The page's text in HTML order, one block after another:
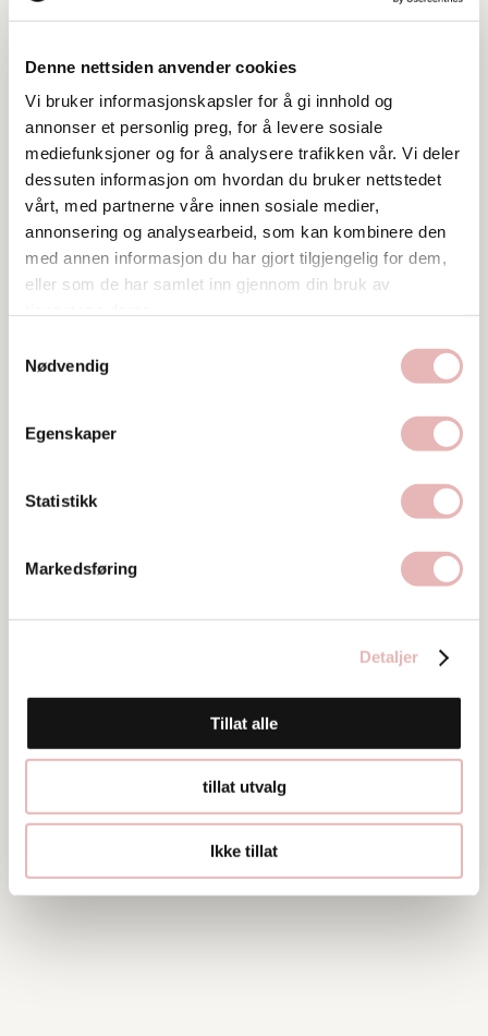
Denne nettsiden anvender cookies
Vi bruker informasjonskapsler for å gi innhold og
annonser et personlig preg, for å levere sosiale
mediefunksjoner og for å analysere trafikken vår. Vi deler
dessuten informasjon om hvordan du bruker nettstedet
vårt, med partnerne våre innen sosiale medier,
annonsering og analysearbeid, som kan kombinere den
med annen informasjon du har gjort tilgjengelig for dem,
eller som de har samlet inn gjennom din bruk av
Nødvendig
Egenskaper
Statistikk
Markedsføring
Detaljer
Tillat alle
tillat utvalg
Ikke tillat
Tar BYENgavekortet
Tar digitalt BYENgavekort
Postadresse
Søregata 4, 4006 STAVANGER
Web
Besøk nettside
Ta kontakt
51859100